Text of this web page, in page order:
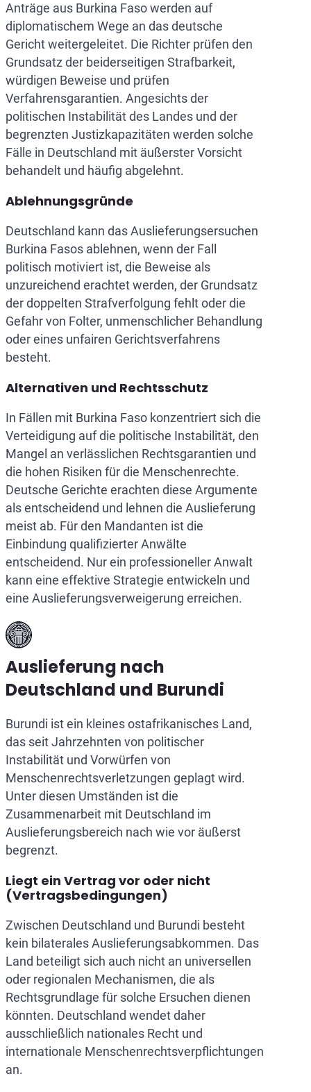
Anträge aus Burkina Faso werden auf
diplomatischem Wege an das deutsche
Gericht weitergeleitet. Die Richter prüfen den
Grundsatz der beiderseitigen Strafbarkeit,
würdigen Beweise und prüfen
Verfahrensgarantien. Angesichts der
politischen Instabilität des Landes und der
begrenzten Justizkapazitäten werden solche
Fälle in Deutschland mit äußerster Vorsicht
behandelt und häufig abgelehnt.
Ablehnungsgründe
Deutschland kann das Auslieferungsersuchen
Burkina Fasos ablehnen, wenn der Fall
politisch motiviert ist, die Beweise als
unzureichend erachtet werden, der Grundsatz
der doppelten Strafverfolgung fehlt oder die
Gefahr von Folter, unmenschlicher Behandlung
oder eines unfairen Gerichtsverfahrens
besteht.
Alternativen und Rechtsschutz
In Fällen mit Burkina Faso konzentriert sich die
Verteidigung auf die politische Instabilität, den
Mangel an verlässlichen Rechtsgarantien und
die hohen Risiken für die Menschenrechte.
Deutsche Gerichte erachten diese Argumente
als entscheidend und lehnen die Auslieferung
meist ab. Für den Mandanten ist die
Einbindung qualifizierter Anwälte
entscheidend. Nur ein professioneller Anwalt
kann eine effektive Strategie entwickeln und
eine Auslieferungsverweigerung erreichen.
Auslieferung nach
Deutschland und Burundi
Burundi ist ein kleines ostafrikanisches Land,
das seit Jahrzehnten von politischer
Instabilität und Vorwürfen von
Menschenrechtsverletzungen geplagt wird.
Unter diesen Umständen ist die
Zusammenarbeit mit Deutschland im
Auslieferungsbereich nach wie vor äußerst
begrenzt.
Liegt ein Vertrag vor oder nicht
(Vertragsbedingungen)
Zwischen Deutschland und Burundi besteht
kein bilaterales Auslieferungsabkommen. Das
Land beteiligt sich auch nicht an universellen
oder regionalen Mechanismen, die als
Rechtsgrundlage für solche Ersuchen dienen
könnten. Deutschland wendet daher
ausschließlich nationales Recht und
internationale Menschenrechtsverpflichtungen
an.